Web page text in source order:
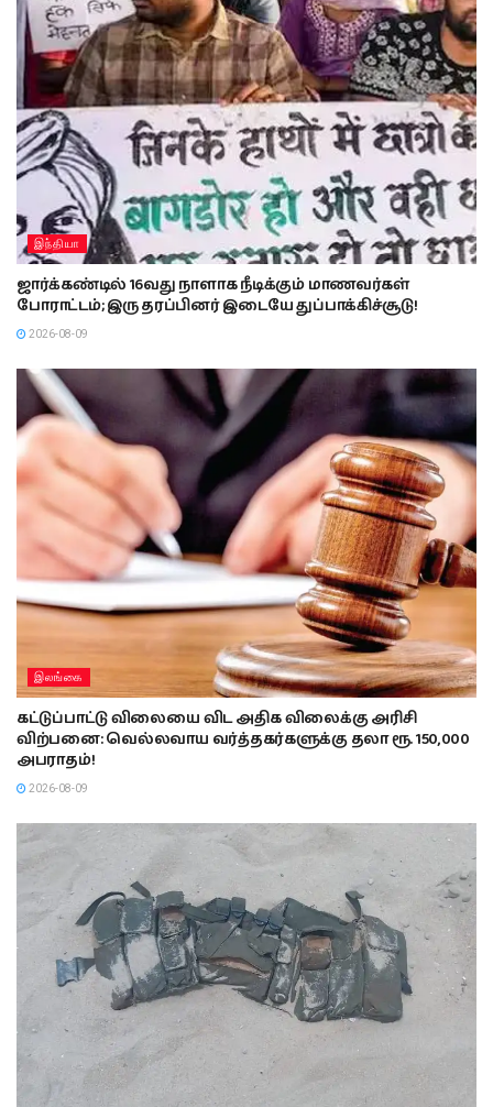
இந்தியா
ஜார்க்கண்டில் 16வது நாளாக நீடிக்கும் மாணவர்கள்
போராட்டம்; இரு தரப்பினர் இடையே துப்பாக்கிச்சூடு!
2026-08-09
இலங்கை
கட்டுப்பாட்டு விலையை விட அதிக விலைக்கு அரிசி
விற்பனை: வெல்லவாய வர்த்தகர்களுக்கு தலா ரூ. 150,000
அபராதம்!
2026-08-09